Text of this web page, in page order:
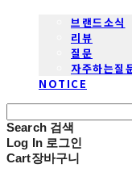
브랜드소식
리뷰
질문
자주하는질
NOTICE
Search 검색
Log In 로그인
Cart장바구니